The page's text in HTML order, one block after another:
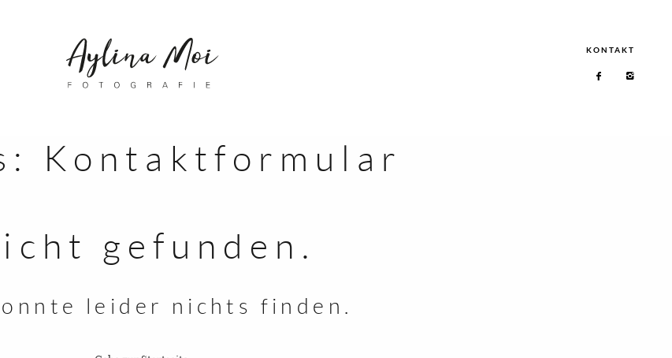
PORTFOLIO /
FAMILIE
BABYBAUCH
COUPLES
PORTRAIT
KONTAKT
Kontaktformular
gefunden.
leider nichts finden.